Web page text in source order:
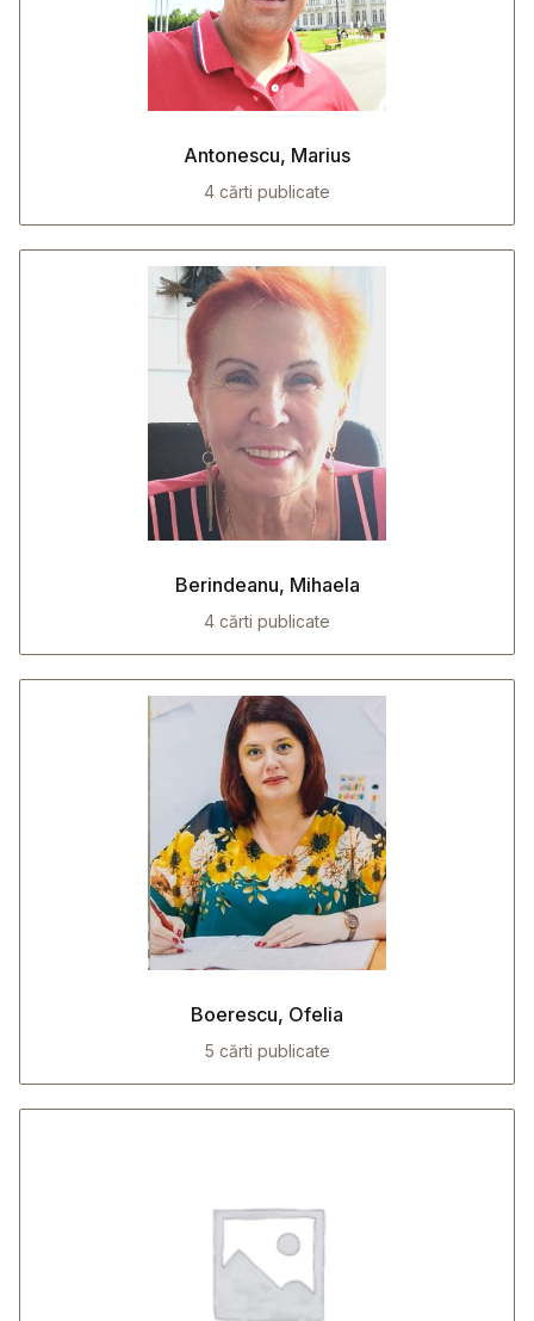
Antonescu, Marius
4 cărti publicate
Berindeanu, Mihaela
4 cărti publicate
Boerescu, Ofelia
5 cărti publicate